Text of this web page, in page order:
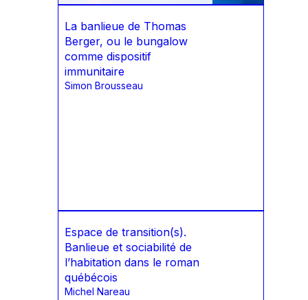
La banlieue de Thomas
Berger, ou le bungalow
comme dispositif
immunitaire
Simon Brousseau
Espace de transition(s).
Banlieue et sociabilité de
l’habitation dans le roman
québécois
Michel Nareau